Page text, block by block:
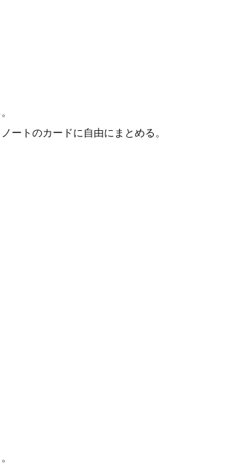
ートのカードに自由にまとめる。